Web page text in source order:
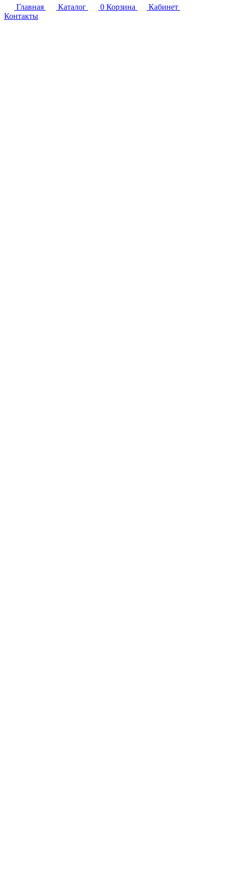
Главная
Каталог 0 Корзина
Кабинет
Контакты